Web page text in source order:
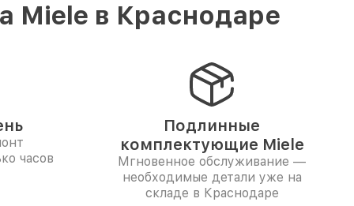
Miele в Краснодаре
часов
Подлинные
комплектующие Miele
Мгновенное обслуживание —
необходимые детали уже на
складе в Краснодаре